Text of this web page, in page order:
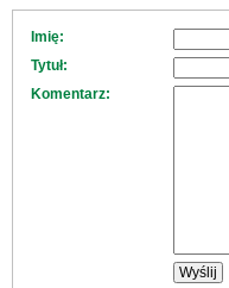
Imię:
Tytuł:
Komentarz: